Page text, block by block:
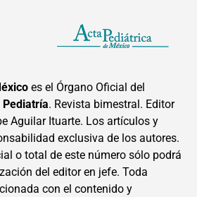
es el Órgano Oficial del
Pediatría. Revista bimestral. Editor
Aguilar Ituarte. Los artículos y
exclusiva de los autores.
o total de este número sólo podrá
del editor en jefe. Toda
con el contenido y